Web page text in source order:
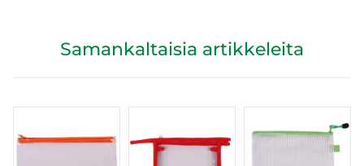
Samankaltaisia artikkeleita